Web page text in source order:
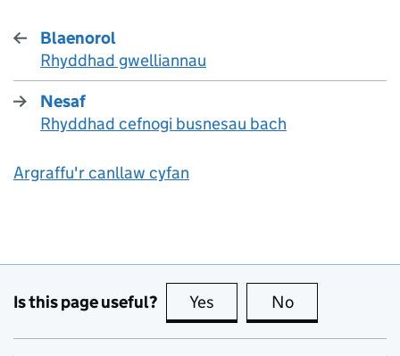
Blaenorol
:
Rhyddhad gwelliannau
Nesaf
:
Rhyddhad cefnogi busnesau bach
Argraffu'r canllaw cyfan
Is this page useful? Yes this page is useful
No